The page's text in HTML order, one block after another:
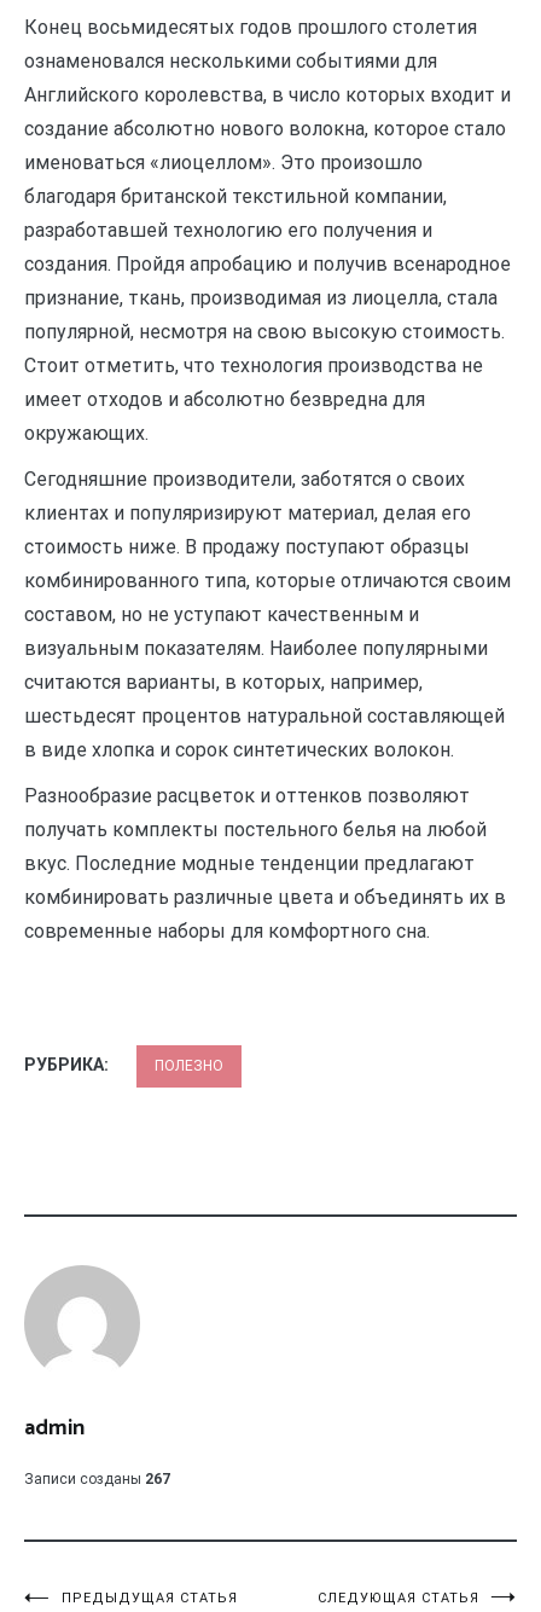
Конец восьмидесятых годов прошлого столетия
ознаменовался несколькими событиями для
Английского королевства, в число которых входит и
создание абсолютно нового волокна, которое стало
именоваться «лиоцеллом». Это произошло
благодаря британской текстильной компании,
разработавшей технологию его получения и
создания. Пройдя апробацию и получив всенародное
признание, ткань, производимая из лиоцелла, стала
популярной, несмотря на свою высокую стоимость.
Стоит отметить, что технология производства не
имеет отходов и абсолютно безвредна для
окружающих.
Сегодняшние производители, заботятся о своих
клиентах и популяризируют материал, делая его
стоимость ниже. В продажу поступают образцы
комбинированного типа, которые отличаются своим
составом, но не уступают качественным и
визуальным показателям. Наиболее популярными
считаются варианты, в которых, например,
шестьдесят процентов натуральной составляющей
в виде хлопка и сорок синтетических волокон.
Разнообразие расцветок и оттенков позволяют
получать комплекты постельного белья на любой
вкус. Последние модные тенденции предлагают
комбинировать различные цвета и объединять их в
современные наборы для комфортного сна.
РУБРИКА: ПОЛЕЗНО
admin
Записи созданы 267
ПРЕДЫДУЩАЯ СТАТЬЯ СЛЕДУЮЩАЯ СТАТЬЯ